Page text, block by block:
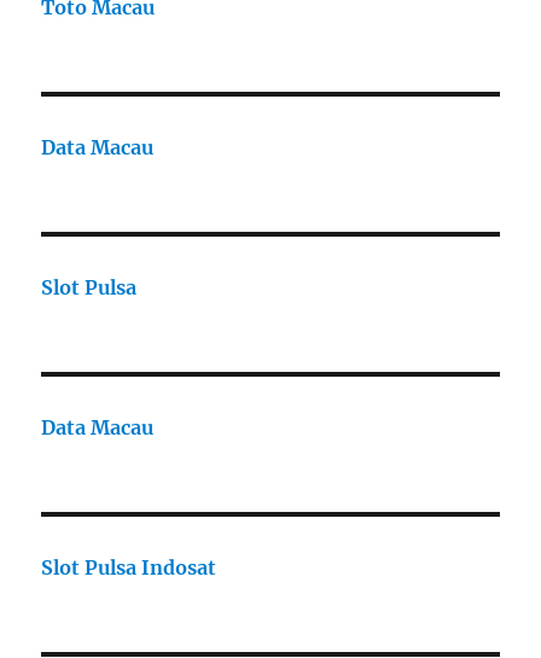
Toto Macau
Data Macau
Slot Pulsa
Data Macau
Slot Pulsa Indosat